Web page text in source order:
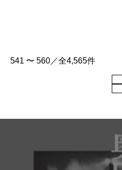
541 〜 560／全4,565件